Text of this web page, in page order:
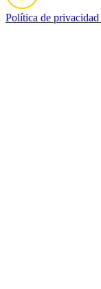
Política de privacidad